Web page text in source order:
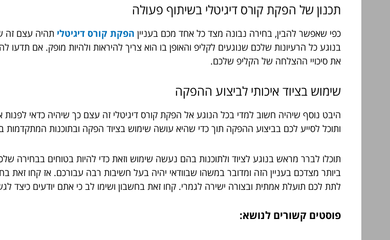
תכנון של הפקת קורס דיגיטלי בשיתוף פעולה
כפי שאפשר להבין, בחירה נבונה מצד כל אחד מכם בעניין הפקת קורס דיגיטלי תהיה עצם זה
בנוגע כל הרעיונות שלכם שנוגעים לקליפ והאופן בו הוא צריך להיראות ולהיות מופק. אם תדעו
את סיכויי ההצלחה של הקליפ שלכם.
שימוש בציוד איכותי לביצוע ההפקה
היבט נוסף שיהיה חשוב למדי בכל הנוגע אל הפקת קורס דיגיטלי זה עצם כך שיהיה כדאי לפנות
ותוכל לסייע לכם בביצוע ההפקה תוך כדי שהיא עושה שימוש בציוד הפקה ובתוכנות המתקדמות
תוכלו לברר מראש בנוגע לציוד ולתוכנות בהם נעשה שימוש וזאת כדי להיות בטוחים בבחירה
ביותר מצדכם בעניין הזה ומדובר במשהו שבוודאי יהיה בעל חשיבות רבה עבורכם. אז קחו זאת
לתת לכם תועלת אמתית ובצורה ישירה לגמרי. קחו זאת בחשבון ושימו לב כי אתם יודעים כיצד
פוסטים קשורים לנושא: